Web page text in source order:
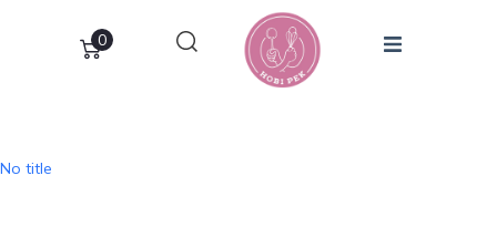
0
No title